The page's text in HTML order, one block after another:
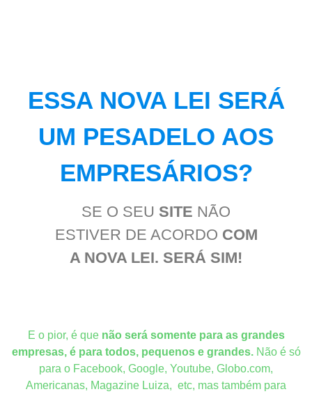
ESSA NOVA LEI SERÁ
UM PESADELO AOS
EMPRESÁRIOS?
SE O SEU SITE NÃO
ESTIVER DE ACORDO COM
A NOVA LEI. SERÁ SIM!
E o pior, é que não será somente para as grandes
empresas, é para todos, pequenos e grandes.Não é só
para o Facebook, Google, Youtube, Globo.com,
Americanas, Magazine Luiza, etc, mas também para